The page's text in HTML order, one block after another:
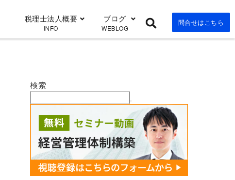
税理士法人概要
INFO
ブログ
WEBLOG
問合せはこちら
検索